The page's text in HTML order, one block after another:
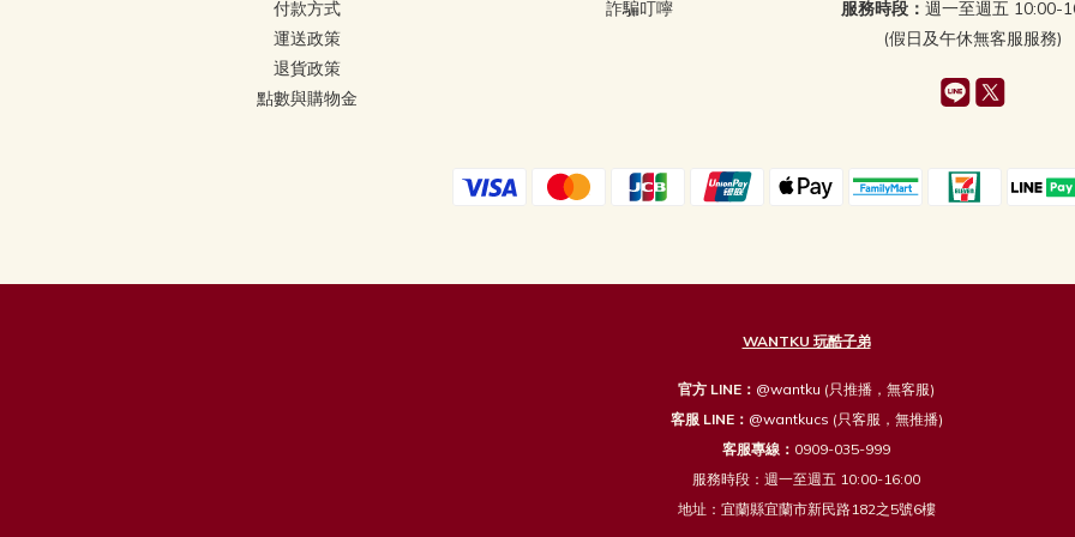
付款方式
運送政策
退貨政策
點數與購物金
詐騙叮嚀
服務時段： 週一至週五 10:00-
(假日及午休無客服服務)
WANTKU 玩酷子弟
官方 LINE： @wantku (只推播，無客服)
客服 LINE： @wantkucs (只客服，無推播)
客服專線： 0909-035-999
服務時段：週一至週五 10:00-16:00
地址：宜蘭縣宜蘭市新民路182之5號6樓